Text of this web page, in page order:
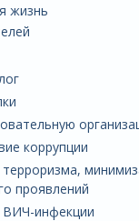
жизнь
коррупции
проявлений
ВИЧ-инфекции